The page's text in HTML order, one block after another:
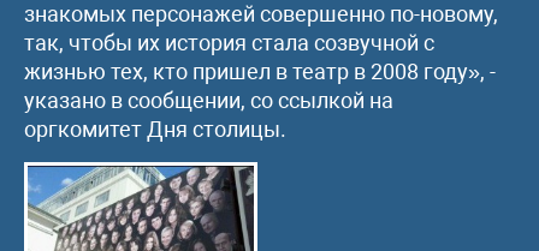
знакомых персонажей совершенно по-новому,
так, чтобы их история стала созвучной с
жизнью тех, кто пришел в театр в 2008 году», -
указано в сообщении, со ссылкой на
оргкомитет Дня столицы.